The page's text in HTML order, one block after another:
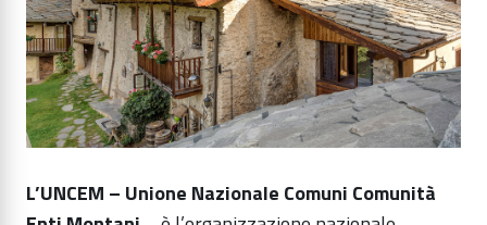
L’UNCEM – Unione Nazionale Comuni Comunità